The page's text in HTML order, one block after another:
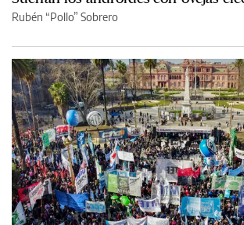
Rubén “Pollo” Sobrero